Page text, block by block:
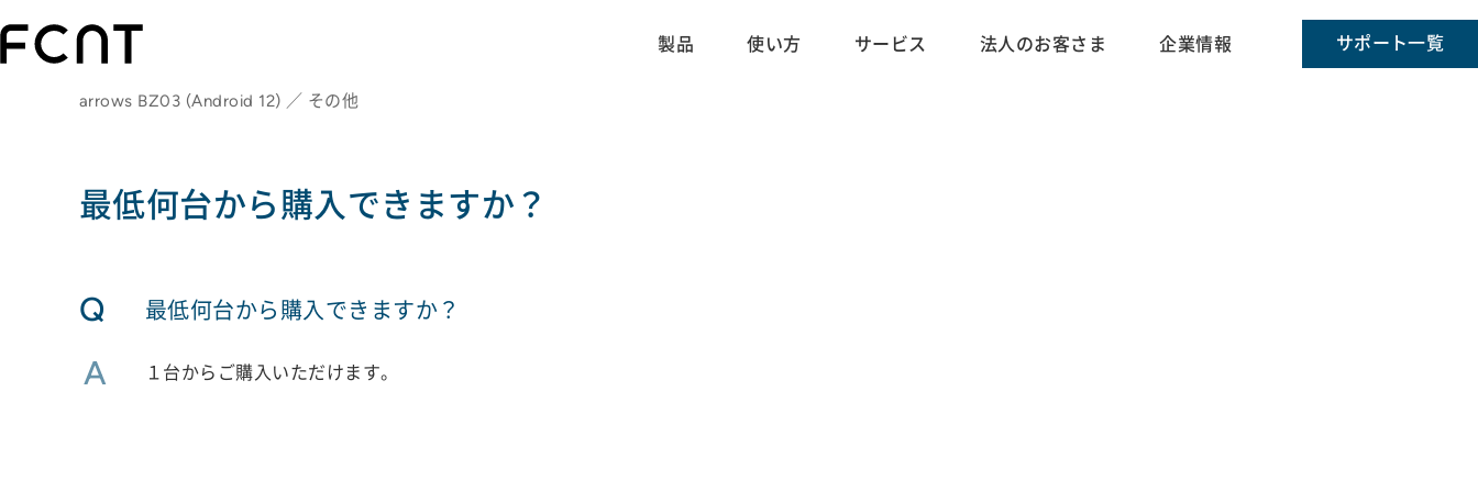
製品 使い方 サービス 法人のお客さま 企業情報 サポート一覧
arrows BZ03 (Android 12) ／ その他
最低何台から購入できますか？
Q 最低何台から購入できますか？
A １台からご購入いただけます。